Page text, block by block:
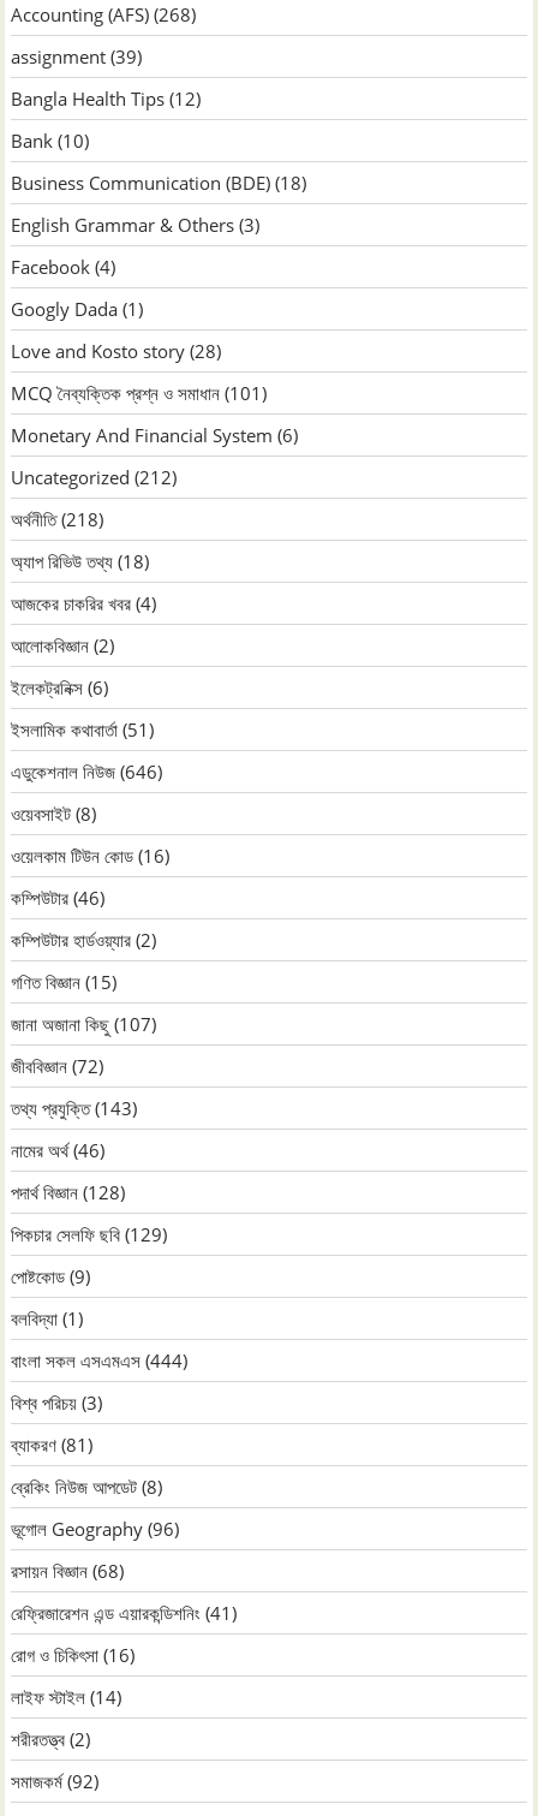
Accounting (AFS) (268)
assignment (39)
Bangla Health Tips (12)
Bank (10)
Business Communication (BDE) (18)
English Grammar & Others (3)
Facebook (4)
Googly Dada (1)
Love and Kosto story (28)
MCQ নৈব্যক্তিক প্রশ্ন ও সমাধান (101)
Monetary And Financial System (6)
Uncategorized (212)
অর্থনীতি(218)
অ্যাপ রিভিউ তথ্য (18)
আজকের চাকরির খবর (4)
আলোকবিজ্ঞান (2)
ইলেকট্রনিক্স (6)
ইসলামিক কথাবার্তা (51)
এডুকেশনাল নিউজ (646)
ওয়েবসাইট (8)
ওয়েলকাম টিউন কোড (16)
কম্পিউটার (46)
কম্পিউটার হার্ডওয়্যার (2)
গণিত বিজ্ঞান (15)
জানা অজানা কিছু (107)
জীববিজ্ঞান (72)
তথ্য প্রযুক্তি(143)
নামের অর্থ(46)
পদার্থ বিজ্ঞান (128)
পিকচার সেলফি ছবি (129)
পোষ্টকোড (9)
বলবিদ্যা (1)
বাংলা সকল এসএমএস (444)
বিশ্ব পরিচয় (3)
ব্যাকরণ (81)
ব্রেকিং নিউজ আপডেট (8)
ভূগোল Geography (96)
রসায়ন বিজ্ঞান (68)
রেফ্রিজারেশন এন্ড এয়ারকন্ডিশনিং (41)
রোগ ও চিকিৎসা (16)
লাইফ স্টাইল (14)
শরীরতত্ত্ব (2)
সমাজকর্ম(92)